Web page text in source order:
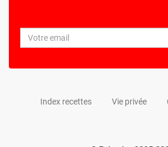
Index recettes Vie privée